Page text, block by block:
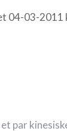
04-03-2011
par